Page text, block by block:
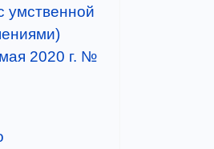
умственной
2020 г. №